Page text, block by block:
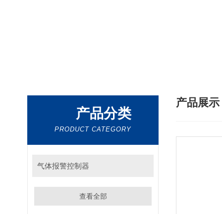
产品分类
PRODUCT CATEGORY
气体报警控制器
查看全部
产品展示